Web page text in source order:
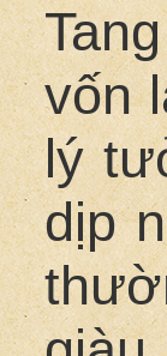
vốn
lý
dịp